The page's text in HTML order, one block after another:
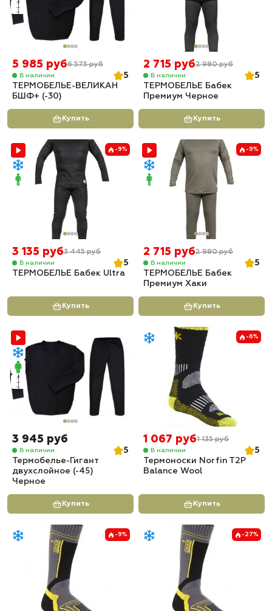
5 985 руб6 575 руб
В наличии
5
ТЕРМОБЕЛЬЕ-ВЕЛИКАН
БШФ+ (-30)
Купить
2 715 руб2 980 руб
В наличии
5
ТЕРМОБЕЛЬЕ Бабек
Премиум Черное
Купить
-9%
3 135 руб3 445 руб
В наличии
5
ТЕРМОБЕЛЬЕ Бабек Ultra
Купить
-9%
2 715 руб2 980 руб
В наличии
5
ТЕРМОБЕЛЬЕ Бабек
Премиум Хаки
Купить
3 945 руб
В наличии
5
Термобелье-Гигант
двухслойное (-45)
Черное
Купить
-6%
1 067 руб1 135 руб
В наличии
5
Термоноски Norfin T2P
Balance Wool
Купить
-9% -27%